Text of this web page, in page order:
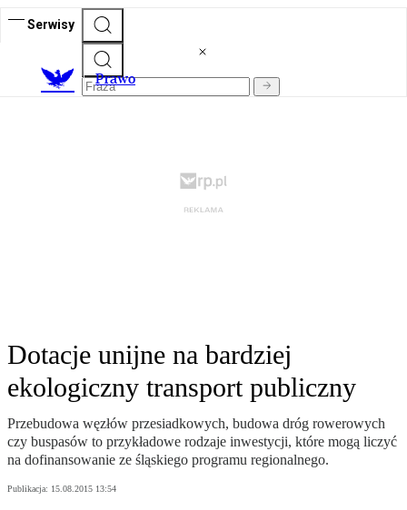
Serwisy
Prawo
Dotacje unijne na bardziej
ekologiczny transport publiczny
Przebudowa węzłów przesiadkowych, budowa dróg rowerowych
czy buspasów to przykładowe rodzaje inwestycji, które mogą liczyć
na dofinansowanie ze śląskiego programu regionalnego.
Publikacja: 15.08.2015 13:54